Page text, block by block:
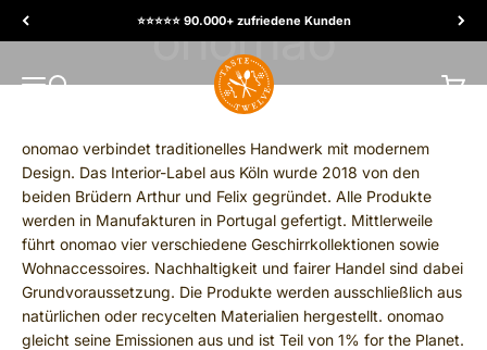
⭐️⭐️⭐️⭐️⭐️ 90.000+ zufriedene Kunden
MENU
Search
TasteTwelve
Cart
onomao verbindet traditionelles Handwerk mit modernem
Design. Das Interior-Label aus Köln wurde 2018 von den
beiden Brüdern Arthur und Felix gegründet. Alle Produkte
werden in Manufakturen in Portugal gefertigt. Mittlerweile
führt onomao vier verschiedene Geschirrkollektionen sowie
Wohnaccessoires. Nachhaltigkeit und fairer Handel sind dabei
Grundvoraussetzung. Die Produkte werden ausschließlich aus
natürlichen oder recycelten Materialien hergestellt. onomao
gleicht seine Emissionen aus und ist Teil von 1% for the Planet.